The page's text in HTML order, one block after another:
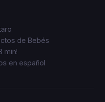
de Bebés
min!
en español